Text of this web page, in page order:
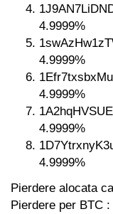
4.9999%
4.9999%
4.9999%
4.9999%
4.9999%
Pierdere alocata
Pierdere per BTC